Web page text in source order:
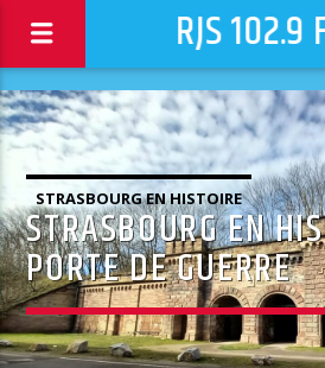
RJS 102.9
STRASBOURG EN HISTOIRE
STRASBOURG EN
PORTE DE GUERRE